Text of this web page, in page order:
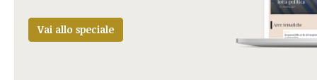
Vai allo speciale